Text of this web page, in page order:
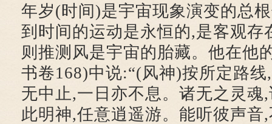
年岁(时间)是宇宙现象演变的总
到时间的运动是永恒的,是客观存
则推测风是宇宙的胎藏。他在他
书卷168)中说:“(风神)按所定路线
无中止,一日亦不息。诸无之灵魂
此明神,任意逍遥游。能听彼声音